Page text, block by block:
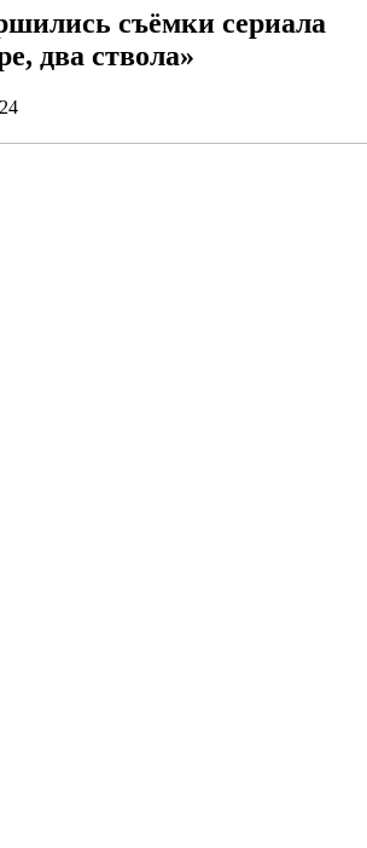
съёмки сериала
два ствола»